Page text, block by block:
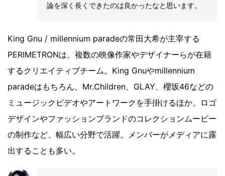
論を深く長くできたのは良かったなと思います。
King Gnu / millennium paradeの常田大希が主宰する
PERIMETRONは、複数の映像作家やデザイナーらが在籍
するクリエイティブチーム。King Gnuやmillennium
paradeはもちろん、Mr.Children、GLAY、櫻坂46などの
ミュージックビデオやアートワークを手掛けるほか、ロゴ
デザインやファッションブランドのコレクションムービー
の制作など、幅広い分野で活躍。メンバーがメディアに露
出することも多い。